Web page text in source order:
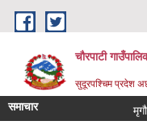
Skip to main content
चौरपाटी
सुदूरपश्चिम प्रदेश
समाचार मृगौला